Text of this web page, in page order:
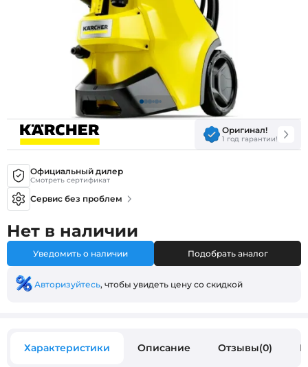
Оригинал!
1 год гарантии!
Официальный дилер
Смотреть сертификат
Сервис без проблем
Нет в наличии
Уведомить о наличии Подобрать аналог
Авторизуйтесь, чтобы увидеть цену со скидкой
Характеристики Описание Отзывы(0)